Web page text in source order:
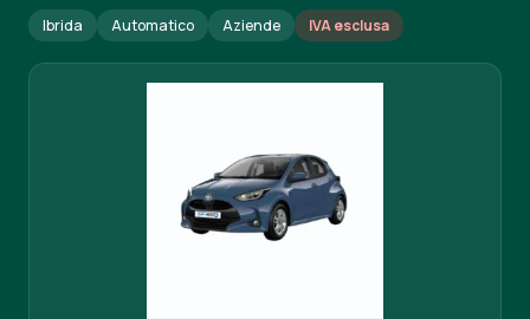
Ibrida Automatico Aziende IVA esclusa